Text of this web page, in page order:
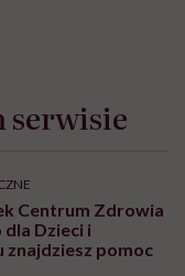
serwisie
Centrum Zdrowia
dla Dzieci i
znajdziesz pomoc